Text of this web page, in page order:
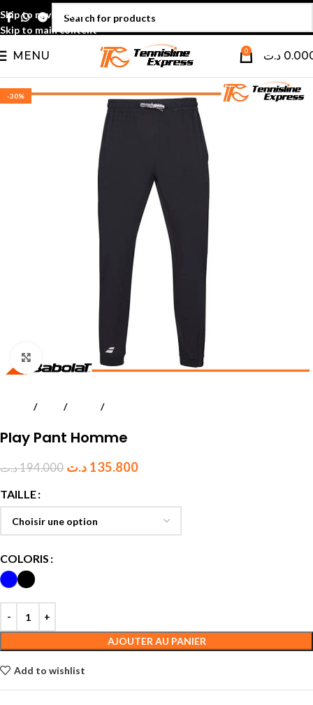
Skip to navigation
Skip to main content
MENU 0 د.ت
-30%
Padel Textile Hommes
Play Pant Homme
194.000د.ت 135.800 د.ت
TAILLE
COLORIS
AJOUTER AU PANIER
Add to wishlist